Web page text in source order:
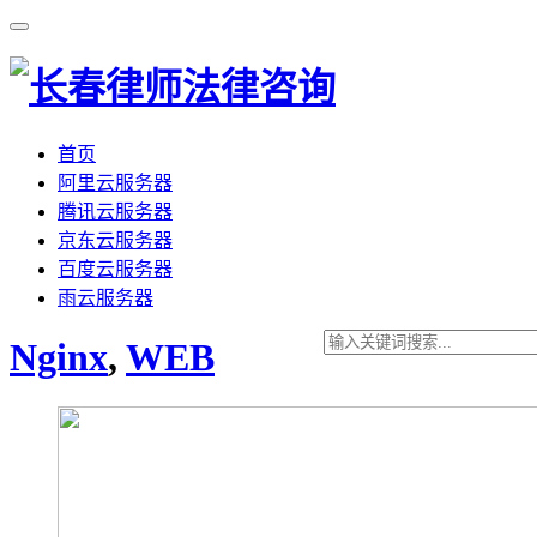
首页
阿里云服务器
腾讯云服务器
京东云服务器
百度云服务器
雨云服务器
Nginx, WEB